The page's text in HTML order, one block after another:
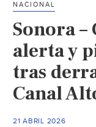
más
de
mdp
para
ampliar
de
NACIONAL
Sonora –
alerta y
tras
Canal
21 ABRIL 2026